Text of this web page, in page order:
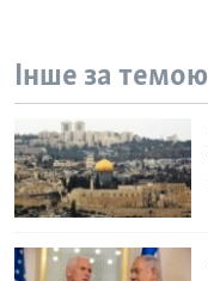
Інше за темою